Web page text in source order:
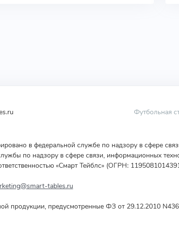
Футбольная
в федеральной службе по надзору в сфере
по надзору в сфере связи, информационных
«Смарт Тейблс» (ОГРН:
tables.ru
продукции, предусмотренные ФЗ от 29.12.2010